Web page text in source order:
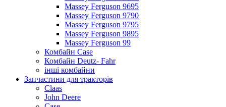
Massey Ferguson 9695
Massey Ferguson 9790
Massey Ferguson 9795
Massey Ferguson 9895
Massey Ferguson 99
Комбайн Case
Комбайн Deutz- Fahr
інші комбайни
Запчастини для тракторів
Claas
John Deere